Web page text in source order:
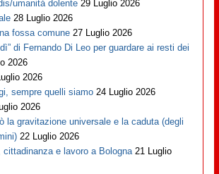
umanità dolente 29 Luglio 2026
28 Luglio 2026
fossa comune 27 Luglio 2026
di Fernando Di Leo per guardare ai resti dei
2026
2026
sempre quelli siamo 24 Luglio 2026
2026
la gravitazione universale e la caduta (degli
22 Luglio 2026
e lavoro a Bologna 21 Luglio